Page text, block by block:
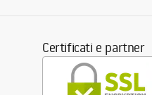
Certificati e partner